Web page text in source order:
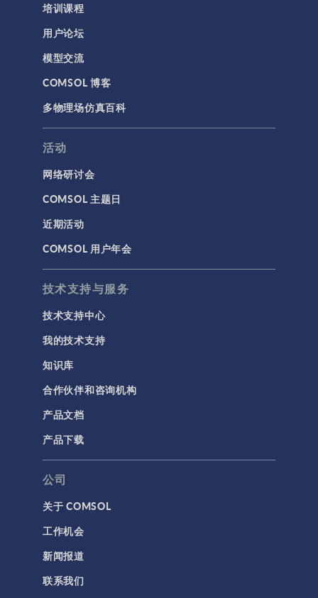
培训课程
用户论坛
模型交流
COMSOL 博客
多物理场仿真百科
活动
网络研讨会
COMSOL 主题日
近期活动
COMSOL 用户年会
技术支持与服务
技术支持中心
我的技术支持
知识库
合作伙伴和咨询机构
产品文档
产品下载
公司
关于 COMSOL
工作机会
新闻报道
联系我们